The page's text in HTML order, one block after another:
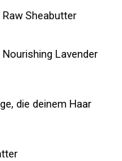
Sheabutter
Lavender
die deinem Haar